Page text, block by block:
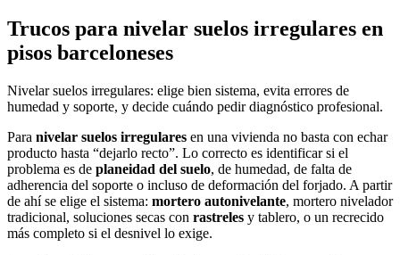
Trucos para nivelar suelos irregulares en
pisos barceloneses
Nivelar suelos irregulares: elige bien sistema, evita errores de
humedad y soporte, y decide cuándo pedir diagnóstico profesional.
Para nivelar suelos irregulares en una vivienda no basta con echar
producto hasta “dejarlo recto”. Lo correcto es identificar si el
problema es de planeidad del suelo, de humedad, de falta de
adherencia del soporte o incluso de deformación del forjado. A partir
de ahí se elige el sistema: mortero autonivelante, mortero nivelador
tradicional, soluciones secas con rastreles y tablero, o un recrecido
más completo si el desnivel lo exige.